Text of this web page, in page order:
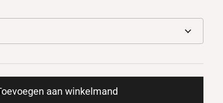
aan winkelmand